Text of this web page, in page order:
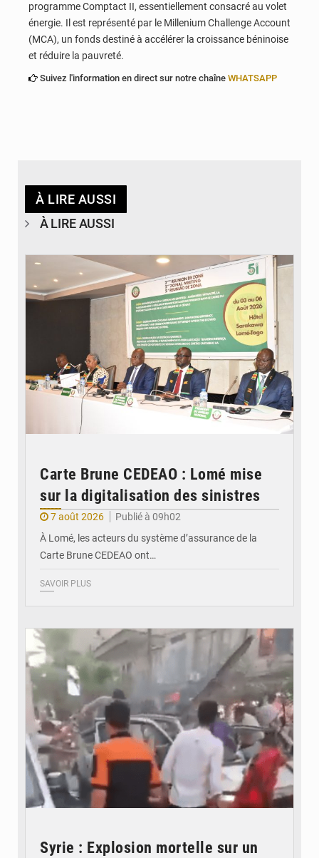
programme Comptact II, essentiellement consacré au volet
énergie. Il est représenté par le Millenium Challenge Account
(MCA), un fonds destiné à accélérer la croissance béninoise
et réduire la pauvreté.
Suivez l'information en direct sur notre chaîne WHATSAPP
À LIRE AUSSI
À LIRE AUSSI
Carte Brune CEDEAO : Lomé mise
sur la digitalisation des sinistres
7 août 2026
Publié à 09h02
À Lomé, les acteurs du système d’assurance de la
Carte Brune CEDEAO ont…
SAVOIR PLUS
Syrie : Explosion mortelle sur un